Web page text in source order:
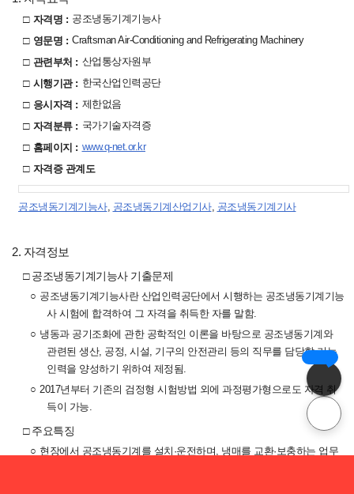
□ 자격명 : 공조냉동기계기능사
□ 영문명 : Craftsman Air-Conditioning and Refrigerating Machinery
□ 관련부처 : 산업통상자원부
□ 시행기관 : 한국산업인력공단
□ 응시자격 : 제한없음
□ 자격분류 : 국가기술자격증
□ 홈페이지 : www.q-net.or.kr
□ 자격증 관계도
공조냉동기계기능사, 공조냉동기계산업기사, 공조냉동기계기사
2. 자격정보
□ 공조냉동기계기능사 기출문제
○ 공조냉동기계기능사란 산업인력공단에서 시행하는 공조냉동기계기능
사 시험에 합격하여 그 자격을 취득한 자를 말함.
○ 냉동과 공기조화에 관한 공학적인 이론을 바탕으로 공조냉동기계와
관련된 생산, 공정, 시설, 기구의 안전관리 등의 직무를 담당할 기능
인력을 양성하기 위하여 제정됨.
○ 2017년부터 기존의 검정형 시험방법 외에 과정평가형으로도 자격 취
득이 가능.
□ 주요특징
○ 현장에서 공조냉동기계를 설치·운전하며, 냉매를 교환·보충하는 업무